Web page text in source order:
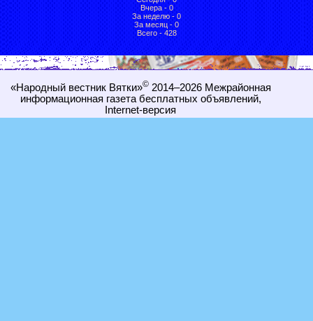
Вчера - 0
За неделю - 0
За месяц - 0
Всего - 428
«Народный вестник Вятки»©2014–2026 Межрайонная
информационная газета бесплатных объявлений,
Internet-версия